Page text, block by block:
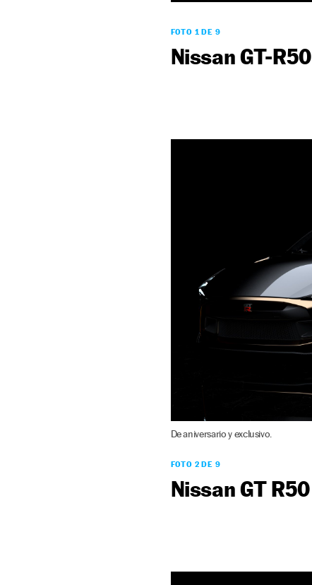
FOTO 1 DE 9
Nissan GT-R50
De aniversario y exclusivo.
FOTO 2 DE 9
Nissan GT R50